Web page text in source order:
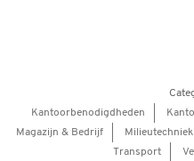
Kantoorbenodigdheden
Magazijn & Bedrijf
Milieutechniek
Transport